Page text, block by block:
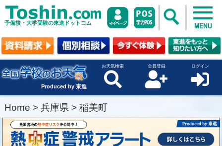
予備校・大学受験の東進ドットコム MENU
Produced by 東進
お天気検索 会員登録 ログイン
Home > 兵庫県 > 稲美町